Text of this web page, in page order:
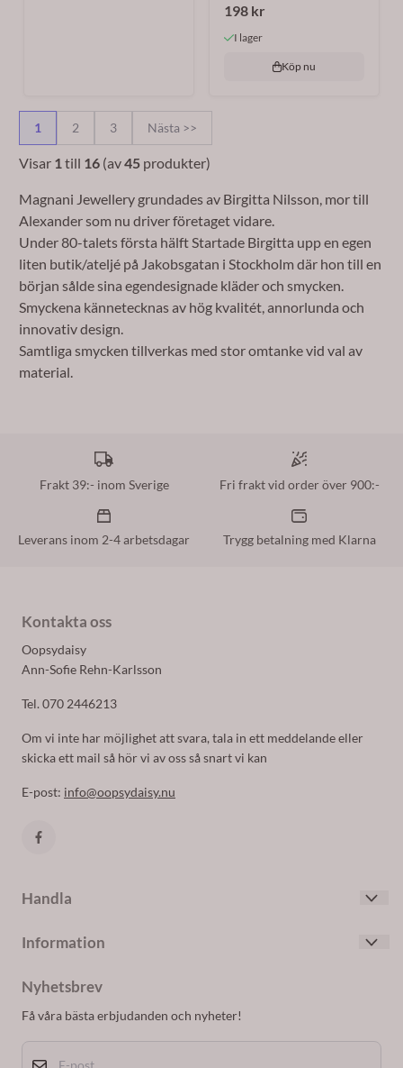
198 kr
I lager
Köp nu
1 2 3 Nästa >>
Visar 1 till 16 (av45 produkter)
Magnani Jewellery grundades av Birgitta Nilsson, mor till
Alexander som nu driver företaget vidare.
Under 80-talets första hälft Startade Birgitta upp en egen
liten butik/ateljé på Jakobsgatan i Stockholm där hon till en
början sålde sina egendesignade kläder och smycken.
Smyckena kännetecknas av hög kvalitét, annorlunda och
innovativ design.
Samtliga smycken tillverkas med stor omtanke vid val av
material.
Frakt 39:- inom Sverige Fri frakt vid order över 900:-
Leverans inom 2-4 arbetsdagar Trygg betalning med Klarna
Kontakta oss
Oopsydaisy
Ann-Sofie Rehn-Karlsson
Tel. 070 2446213
Om vi inte har möjlighet att svara, tala in ett meddelande eller
skicka ett mail så hör vi av oss så snart vi kan
E-post: info@oopsydaisy.nu
Handla
Skapa konto
Logga in
Information
Om cookies
Nyhetsbrev
Få våra bästa erbjudanden och nyheter!
E-post